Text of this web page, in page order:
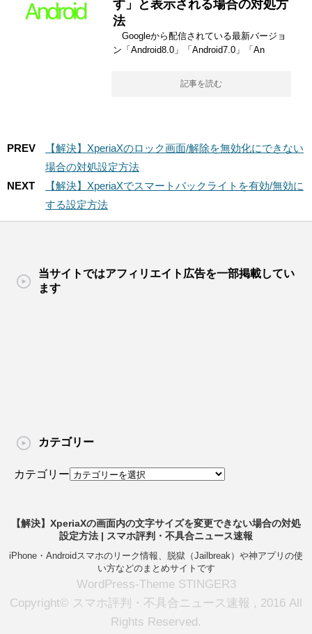
す」と表示される場合の対処方
法
Googleから配信されている最新バージョ
ン「Android8.0」「Android7.0」「An
記事を読む
PREV
【解決】XperiaXのロック画面/解除を無効化にできない
場合の対処設定方法
NEXT
【解決】XperiaXでスマートバックライトを有効/無効に
する設定方法
当サイトではアフィリエイト広告を一部掲載してい
ます
カテゴリー
カテゴリー
【解決】XperiaXの画面内の文字サイズを変更できない場合の対処
設定方法 | スマホ評判・不具合ニュース速報
iPhone・Androidスマホのリーク情報、脱獄（Jailbreak）や神アプリの使
い方などのまとめサイトです
WordPress-Theme STINGER3
Copyright© スマホ評判・不具合ニュース速報 , 2016 All
Rights Reserved.